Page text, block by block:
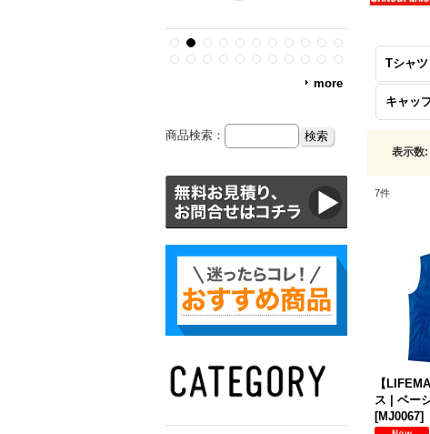
more
商品検索：
Tシャツ
キャッ
表示数:
7件
【
ス | ベー
[MJ0067]